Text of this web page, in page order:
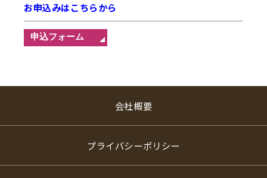
お申込みはこちらから
会社概要
プライバシーポリシー